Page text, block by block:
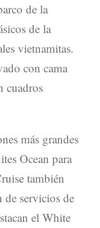
de la
de la
vietnamitas.
con cama
cuadros
más grandes
Ocean para
también
de servicios de
el White